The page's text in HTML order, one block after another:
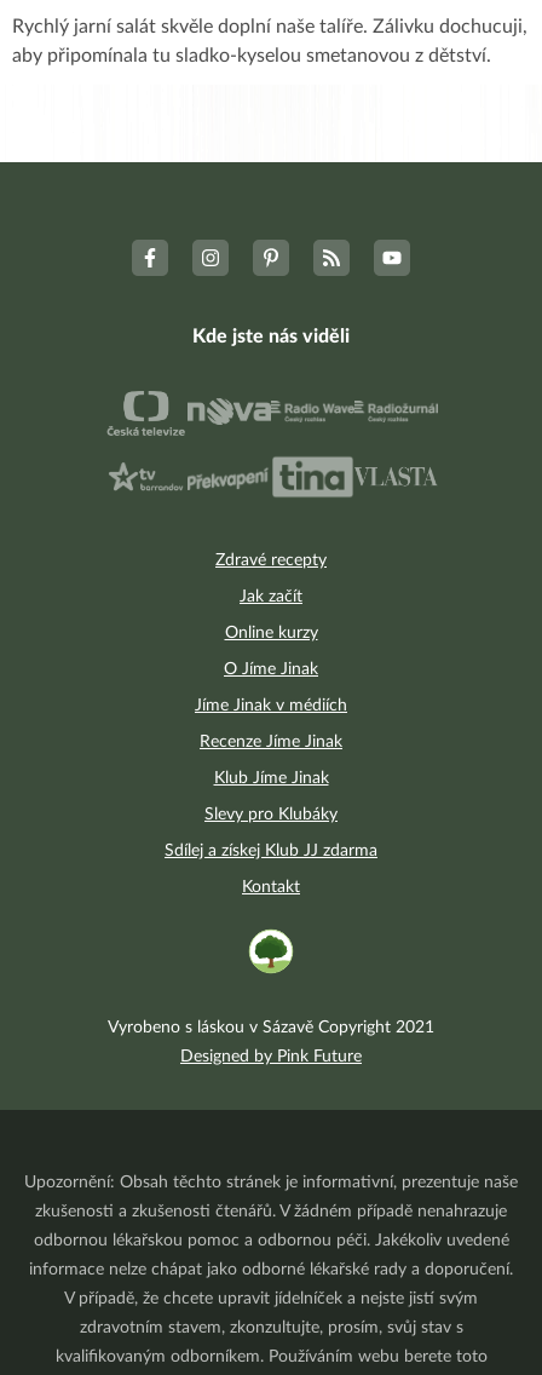
Rychlý jarní salát skvěle doplní naše talíře. Zálivku dochucuji,
aby připomínala tu sladko-kyselou smetanovou z dětství.
Zdravé recepty
Jak začít
Online kurzy
O Jíme Jinak
Jíme Jinak v médiích
Recenze Jíme Jinak
Klub Jíme Jinak
Slevy pro Klubáky
Sdílej a získej Klub JJ zdarma
Kontakt
Kde jste nás viděli
Vyrobeno s láskou v Sázavě Copyright 2021
Designed by Pink Future
Upozornění: Obsah těchto stránek je informativní, prezentuje naše
zkušenosti a zkušenosti čtenářů. V žádném případě nenahrazuje
odbornou lékařskou pomoc a odbornou péči. Jakékoliv uvedené
informace nelze chápat jako odborné lékařské rady a doporučení.
V případě, že chcete upravit jídelníček a nejste jistí svým
zdravotním stavem, zkonzultujte, prosím, svůj stav s
kvalifikovaným odborníkem. Používáním webu berete toto